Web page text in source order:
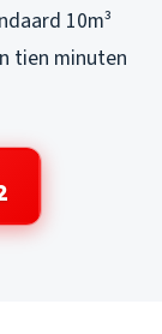
10m³
tien minuten